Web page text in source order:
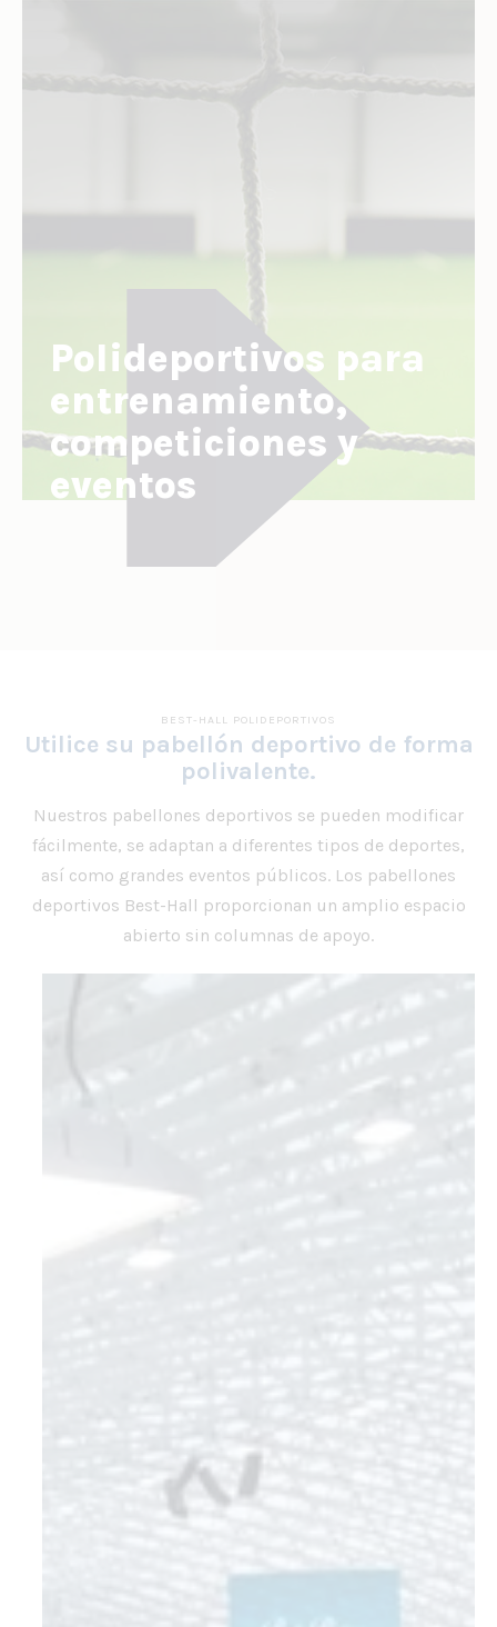
Polideportivos para
entrenamiento,
competiciones y
eventos
BEST-HALL POLIDEPORTIVOS
Utilice su pabellón deportivo de forma
polivalente.
Nuestros pabellones deportivos se pueden modificar
fácilmente, se adaptan a diferentes tipos de deportes,
así como grandes eventos públicos. Los pabellones
deportivos Best-Hall proporcionan un amplio espacio
abierto sin columnas de apoyo.